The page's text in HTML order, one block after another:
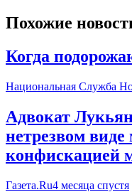
Похожие
Когда
Национальная Служба
Адвокат
нетрезвом виде
конфискацией
Газета.Ru4 месяца спустя